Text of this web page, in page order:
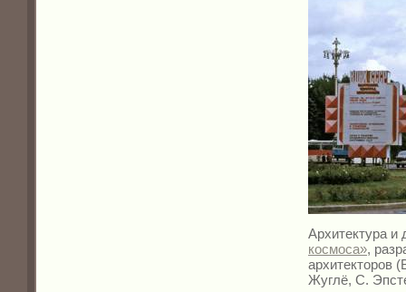
Архитектура и
космоса»,
архитекторов
Жуглё, С.